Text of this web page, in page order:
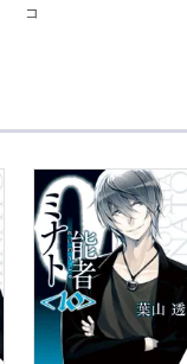
コ